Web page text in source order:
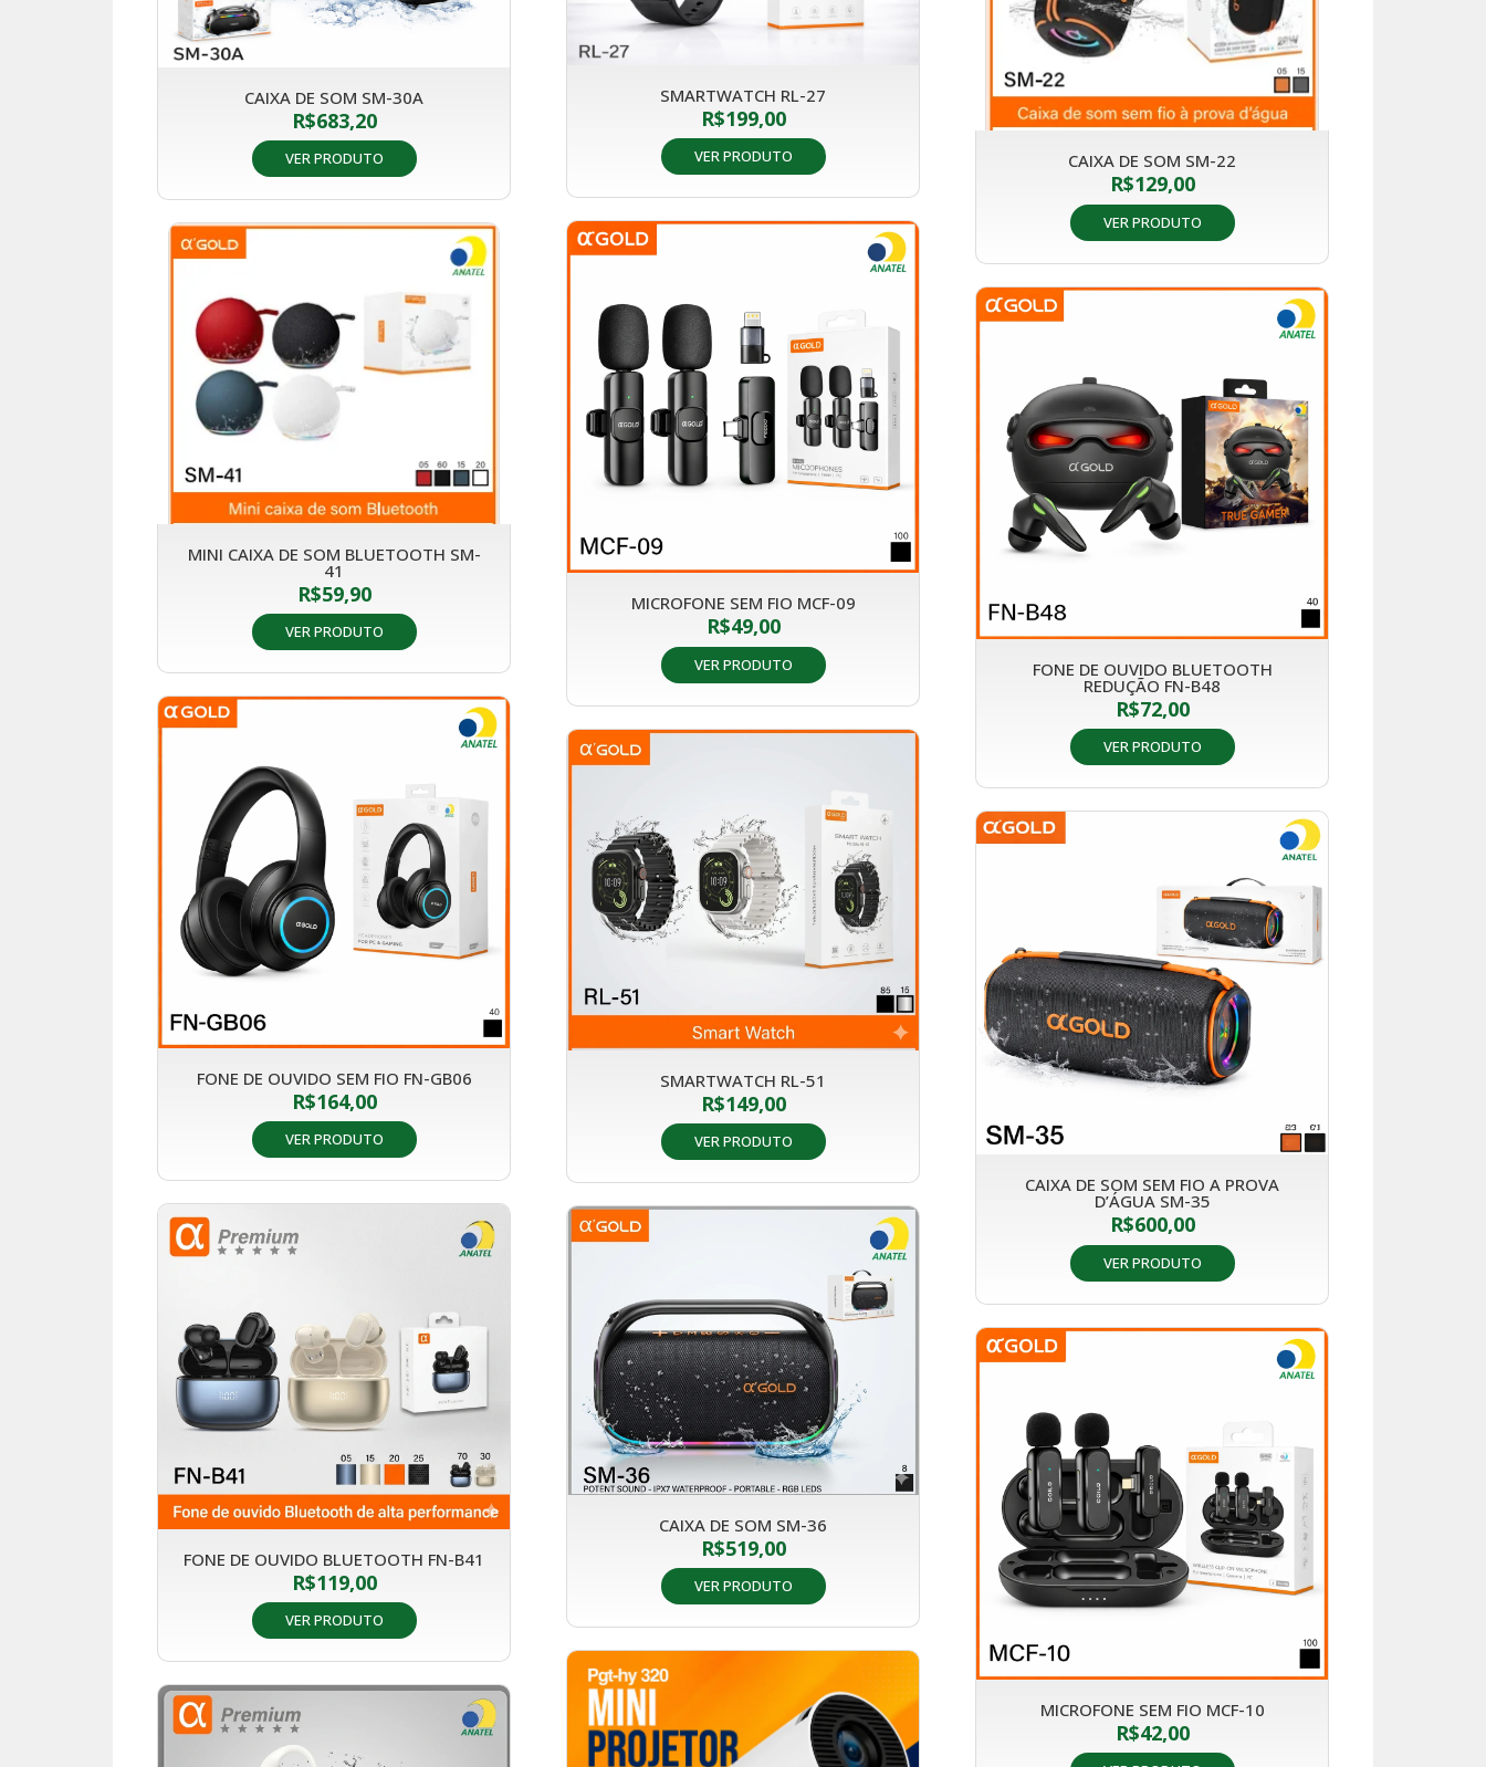
CAIXA DE SOM SM-30A
R$683,20
VER PRODUTO
SMARTWATCH RL-27
R$199,00
VER PRODUTO CAIXA DE SOM SM-22
R$129,00
VER PRODUTO
MINI CAIXA DE SOM BLUETOOTH SM-
41
R$59,90
VER PRODUTO
MICROFONE SEM FIO MCF-09
R$49,00
VER PRODUTO FONE DE OUVIDO BLUETOOTH
REDUÇÃO FN-B48
R$72,00
VER PRODUTO
FONE DE OUVIDO SEM FIO FN-GB06
R$164,00
VER PRODUTO
SMARTWATCH RL-51
R$149,00
VER PRODUTO
CAIXA DE SOM SEM FIO A PROVA
D’ÁGUA SM-35
R$600,00
VER PRODUTO
FONE DE OUVIDO BLUETOOTH FN-B41
R$119,00
VER PRODUTO
CAIXA DE SOM SM-36
R$519,00
VER PRODUTO
MICROFONE SEM FIO MCF-10
R$42,00